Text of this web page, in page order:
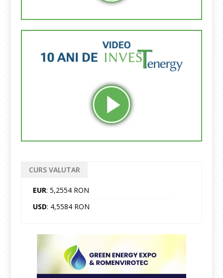
CURS VALUTAR
EUR: 5,2554 RON
USD: 4,5584 RON